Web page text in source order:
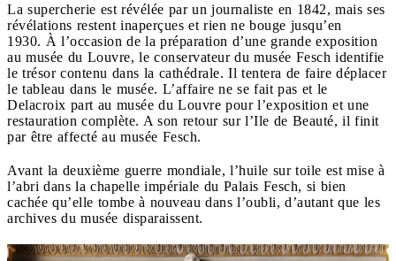
La supercherie est révélée par un journaliste en 1842, mais ses
révélations restent inaperçues et rien ne bouge jusqu’en
1930. À l’occasion de la préparation d’une grande exposition
au musée du Louvre, le conservateur du musée Fesch identifie
le trésor contenu dans la cathédrale. Il tentera de faire déplacer
le tableau dans le musée. L’affaire ne se fait pas et le
Delacroix part au musée du Louvre pour l’exposition et une
restauration complète. A son retour sur l’Ile de Beauté, il finit
par être affecté au musée Fesch.
Avant la deuxième guerre mondiale, l’huile sur toile est mise à
l’abri dans la chapelle impériale du Palais Fesch, si bien
cachée qu’elle tombe à nouveau dans l’oubli, d’autant que les
archives du musée disparaissent.